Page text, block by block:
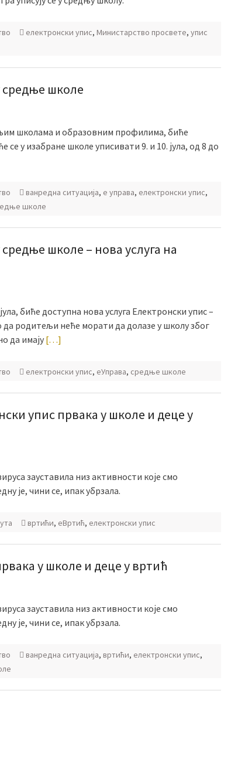
електронски упис, Министарство просвете, упис
средње школе
школама и образовним профилима, биће
се у изабране школе уписивати 9. и 10. јула, од 8 до
ванредна ситуација, е управа, електронски упис,
школе
школе – нова услуга на
биће доступна нова услуга Електронски упис –
да родитељи неће морати да долазе у школу због
да имају[…]
електронски упис, еУправа, средње школе
упис првака у школе и деце у
зауставила низ активности које смо
је, чини се, ипак убрзала.
вртићи, еВртић, електронски упис
у школе и деце у вртић
зауставила низ активности које смо
је, чини се, ипак убрзала.
ванредна ситуација, вртићи, електронски упис,